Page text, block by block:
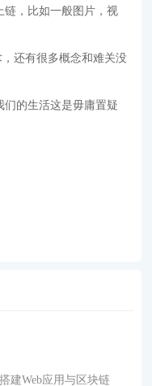
链，比如一般图片，视
还有很多概念和难关没
们的生活这是毋庸置疑
建Web应用与区块链